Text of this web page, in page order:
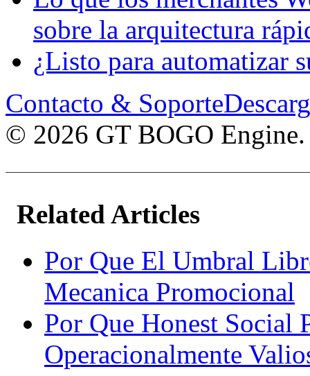
sobre la arquitectura
¿Listo para automatizar
Contacto & Soporte
© 2026 GT BOGO Engine.
Related Articles
Por Que El Umbral
Mecanica Promocional
Por Que Honest Social
Operacionalmente